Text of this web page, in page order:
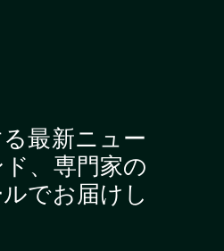
最新ニュー
、専門家の
でお届けし